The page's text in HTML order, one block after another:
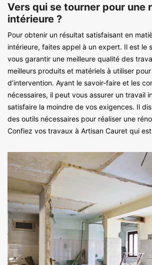
Vers qui se tourner pour une
intérieure ?
Pour obtenir un résultat satisfaisant en
intérieure, faites appel à un expert. Il est le
vous garantir une meilleure qualité des
meilleurs produits et matériels à utiliser
d’intervention. Ayant le savoir-faire et les
nécessaires, il peut vous assurer un travail
satisfaire la moindre de vos exigences. Il
des outils nécessaires pour réaliser une
Confiez vos travaux à Artisan Cauret qui